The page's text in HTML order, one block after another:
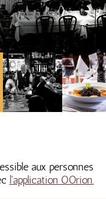
aux personnes
l'application OOrion.